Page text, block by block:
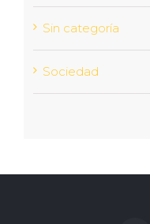
Sin categoría
Sociedad